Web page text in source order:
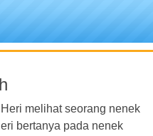
melihat seorang nenek
bertanya pada nenek